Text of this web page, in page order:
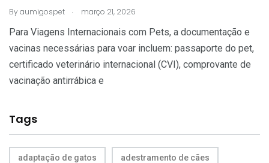
Byaumigospet . março 21, 2026
Para Viagens Internacionais com Pets, a documentação e
vacinas necessárias para voar incluem: passaporte do pet,
certificado veterinário internacional (CVI), comprovante de
vacinação antirrábica e
Tags
adaptação de gatos adestramento de cães